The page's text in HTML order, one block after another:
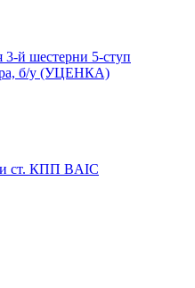
й шестерни 5-ступ
б/у (УЦЕНКА)
ст. КПП BAIC